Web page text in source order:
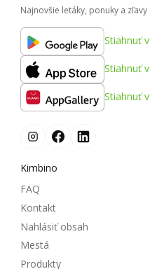
Najnovšie letáky, ponuky a zľavy
Stiahnuť v
Stiahnuť v
Stiahnuť v
Kimbino
FAQ
Kontakt
Nahlásiť obsah
Mestá
Produkty